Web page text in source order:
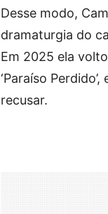
Desse modo,
dramaturgia do
Em 2025 ela
‘Paraíso
recusar.